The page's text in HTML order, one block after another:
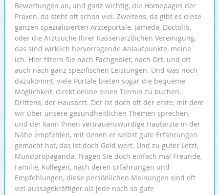
Bewertungen an, und ganz wichtig, die Homepages der
Praxen, da steht oft schon viel. Zweitens, da gibt es diese
ganzen spezialisierten Ärzteportale. Jameda, Doctolib,
oder die Arztsuche Ihrer Kassenärztlichen Vereinigung,
das sind wirklich hervorragende Anlaufpunkte, meine
ich. Hier filtern Sie nach Fachgebiet, nach Ort, und oft
auch nach ganz spezifischen Leistungen. Und was noch
dazukommt, viele Portale bieten sogar die bequeme
Möglichkeit, direkt online einen Termin zu buchen.
Drittens, der Hausarzt. Der ist doch oft der erste, mit dem
wir über unsere gesundheitlichen Themen sprechen,
und der kann Ihnen vertrauenswürdige Hautärzte in der
Nähe empfehlen, mit denen er selbst gute Erfahrungen
gemacht hat, das ist doch Gold wert. Und zu guter Letzt,
Mundpropaganda. Fragen Sie doch einfach mal Freunde,
Familie, Kollegen, nach deren Erfahrungen und
Empfehlungen, diese persönlichen Meinungen sind oft
viel aussagekräftiger als jede noch so gute